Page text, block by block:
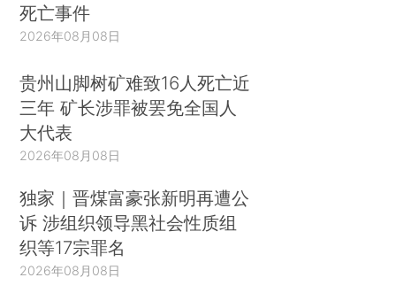
死亡事件
2026年08月08日
贵州山脚树矿难致16人死亡近
三年 矿长涉罪被罢免全国人
大代表
2026年08月08日
独家｜晋煤富豪张新明再遭公
诉 涉组织领导黑社会性质组
织等17宗罪名
2026年08月08日